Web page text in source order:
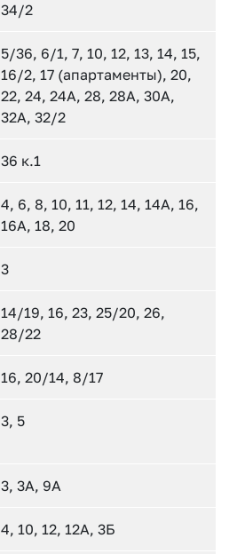
34/2
5/36, 6/1, 7, 10, 12, 13, 14, 15,
16/2, 17 (апартаменты), 20,
22, 24, 24А, 28, 28А, 30А,
32А, 32/2
36 к.1
4, 6, 8, 10, 11, 12, 14, 14А, 16,
16А, 18, 20
3
14/19, 16, 23, 25/20, 26,
28/22
16, 20/14, 8/17
3, 5
3, 3А, 9А
4, 10, 12, 12А, 3Б